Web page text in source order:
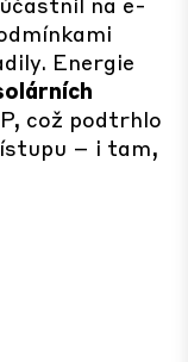
Energie
což podtrhlo
– i tam,